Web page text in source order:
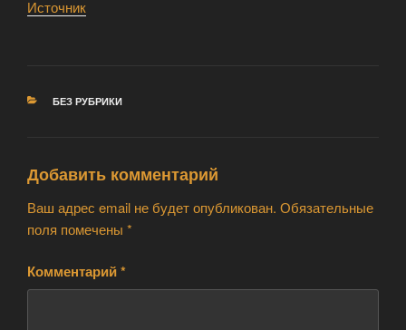
Источник
РУБРИКИ
БЕЗ РУБРИКИ
Добавить комментарий
Ваш адрес email не будет опубликован. Обязательные
поля помечены *
Комментарий*